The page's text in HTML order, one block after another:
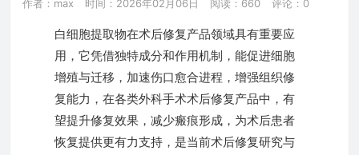
作者：max 时间：2026年02月06日 阅读：660 评论：0
白细胞提取物在术后修复产品领域具有重要应
用，它凭借独特成分和作用机制，能促进细胞
增殖与迁移，加速伤口愈合进程，增强组织修
复能力，在各类外科手术术后修复产品中，有
望提升修复效果，减少瘢痕形成，为术后患者
恢复提供更有力支持，是当前术后修复研究与